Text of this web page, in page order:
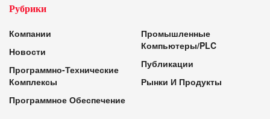
Рубрики
Компании
Новости
Программно-Технические
Комплексы
Программное Обеспечение
Промышленные
Компьютеры/PLC
Публикации
Рынки И Продукты